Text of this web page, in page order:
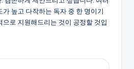
높고 다작하는 독자 중 한 명이기
로 지원해드리는 것이 공정할 것입